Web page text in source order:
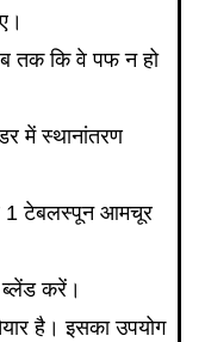
तक कि वे पफ न हो
में स्थानांतरण
1 टेबलस्पून आमचूर
ब्लेंड करें।
है। इसका उपयोग